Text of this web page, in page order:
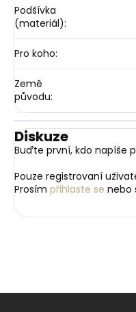
Podšívka
(materiál):
Pro koho:
Země
původu:
Diskuze
Buďte první, kdo napíše
Pouze registrovaní
Prosím přihlaste se nebo
Z